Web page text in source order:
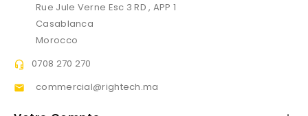
Rue Jule Verne Esc 3 RD , APP 1
Casablanca
Morocco
 0708 270 270
 commercial@rightech.ma